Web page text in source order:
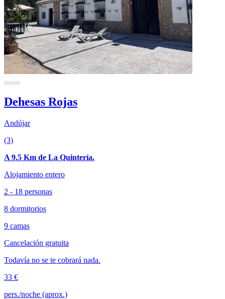
Dehesas Rojas
Andújar
(3)
A 9.5 Km de La Quintería.
Alojamiento entero
2 - 18 personas
8 dormitorios
9 camas
Cancelación gratuita
Todavía no se te cobrará nada.
33 €
pers./noche (aprox.)